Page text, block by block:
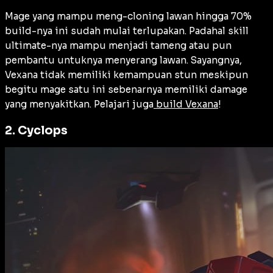
Mage yang mampu meng-cloning lawan hingga 70%
build-nya ini sudah mulai terlupakan. Padahal skill
ultimate-nya mampu menjadi tameng atau pun
pembantu untuknya menyerang lawan. Sayangnya,
Vexana tidak memiliki kemampuan stun meskipun
begitu mage satu ini sebenarnya memiliki damage
yang menyakitkan. Pelajari juga build Vexana!
2. Cyclops